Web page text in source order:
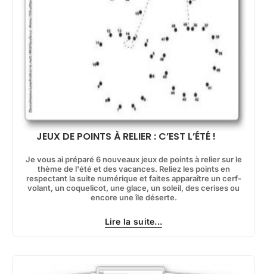
JEUX DE POINTS À RELIER : C’EST L’ÉTÉ !
Je vous ai préparé 6 nouveaux jeux de points à relier sur le
thème de l'été et des vacances. Reliez les points en
respectant la suite numérique et faites apparaître un cerf-
volant, un coquelicot, une glace, un soleil, des cerises ou
encore une île déserte.
Lire la suite...